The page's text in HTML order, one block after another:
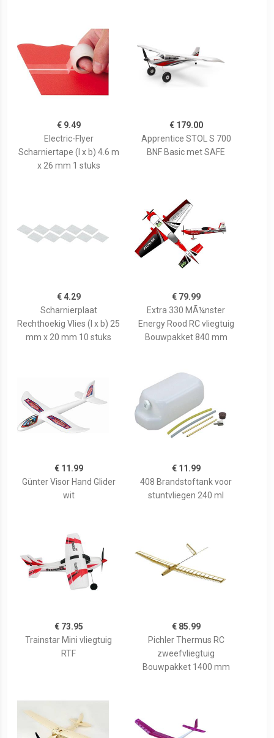
€ 9.49
Electric-Flyer
Scharniertape (l x b) 4.6 m
x 26 mm 1 stuks
€ 179.00
Apprentice STOL S 700
BNF Basic met SAFE
€ 4.29
Scharnierplaat
Rechthoekig Vlies (l x b) 25
mm x 20 mm 10 stuks
€ 79.99
Extra 330 MÃ¼nster
Energy Rood RC vliegtuig
Bouwpakket 840 mm
€ 11.99
Günter Visor Hand Glider
wit
€ 11.99
408 Brandstoftank voor
stuntvliegen 240 ml
€ 73.95
Trainstar Mini vliegtuig
RTF
€ 85.99
Pichler Thermus RC
zweefvliegtuig
Bouwpakket 1400 mm